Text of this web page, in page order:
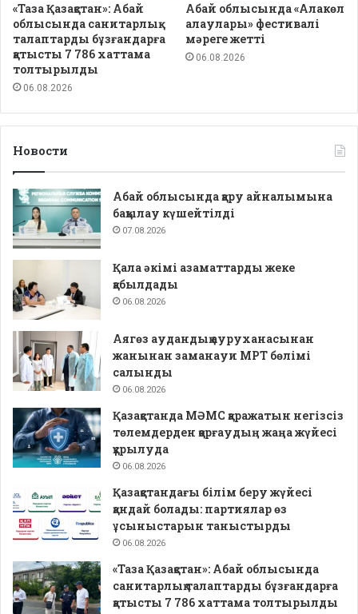
«Таза Қазақстан»: Абай
облысында санитарлық
талаптарды бұзғандарға
қатысты 7 786 хаттама
толтырылды
06.08.2026
Абай облысында «Алакөл
алаулары» фестивалі
мәреге жетті
06.08.2026
Новости
Абай облысында қару айналымына
бақылау күшейтілді
07.08.2026
Қала әкімі азаматтарды жеке
қабылдады
06.08.2026
Аягөз аудандық ауруханасынан
жанынан заманауи МРТ бөлімі
салынды
06.08.2026
Қазақстанда МӘМС қаражатын негізсіз
төлемдерден қорғаудың жаңа жүйесі
құрылуда
06.08.2026
Қазақстандағы білім беру жүйесі
қандай болады: партиялар өз
ұсыныстарын таныстырды
06.08.2026
«Таза Қазақстан»: Абай облысында
санитарлық талаптарды бұзғандарға
қатысты 7 786 хаттама толтырылды